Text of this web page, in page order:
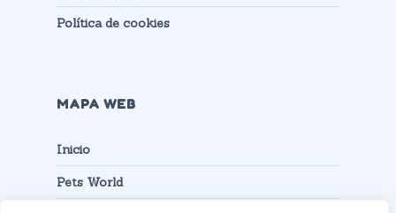
Política de cookies
MAPA WEB
Inicio
Pets World